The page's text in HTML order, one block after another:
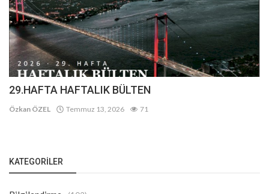
29.HAFTA HAFTALIK BÜLTEN
Özkan ÖZEL Temmuz 13, 2026 71
KATEGORILER